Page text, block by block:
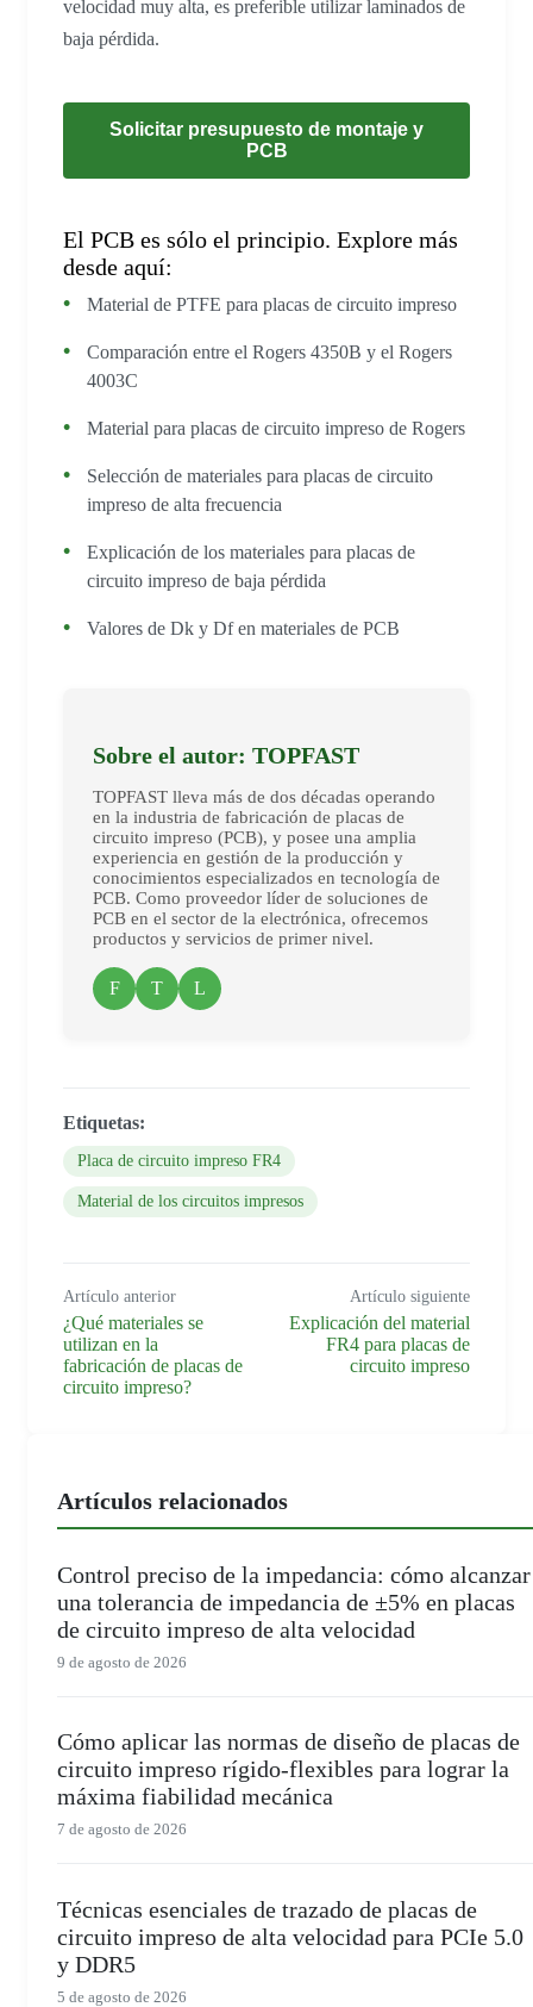
velocidad muy alta, es preferible utilizar laminados de
baja pérdida.
Solicitar presupuesto de montaje y
PCB
El PCB es sólo el principio. Explore más
desde aquí:
Material de PTFE para placas de circuito impreso
Comparación entre el Rogers 4350B y el Rogers
4003C
Material para placas de circuito impreso de Rogers
Selección de materiales para placas de circuito
impreso de alta frecuencia
Explicación de los materiales para placas de
circuito impreso de baja pérdida
Valores de Dk y Df en materiales de PCB
Sobre el autor: TOPFAST
TOPFAST lleva más de dos décadas operando
en la industria de fabricación de placas de
circuito impreso (PCB), y posee una amplia
experiencia en gestión de la producción y
conocimientos especializados en tecnología de
PCB. Como proveedor líder de soluciones de
PCB en el sector de la electrónica, ofrecemos
productos y servicios de primer nivel.
F T L
Etiquetas:
Placa de circuito impreso FR4
Material de los circuitos impresos
Artículo anterior
¿Qué materiales se
utilizan en la
fabricación de placas de
circuito impreso?
Artículo siguiente
Explicación del material
FR4 para placas de
circuito impreso
Artículos relacionados
Control preciso de la impedancia: cómo alcanzar
una tolerancia de impedancia de ±5% en placas
de circuito impreso de alta velocidad
9 de agosto de 2026
Cómo aplicar las normas de diseño de placas de
circuito impreso rígido-flexibles para lograr la
máxima fiabilidad mecánica
7 de agosto de 2026
Técnicas esenciales de trazado de placas de
circuito impreso de alta velocidad para PCIe 5.0
y DDR5
5 de agosto de 2026